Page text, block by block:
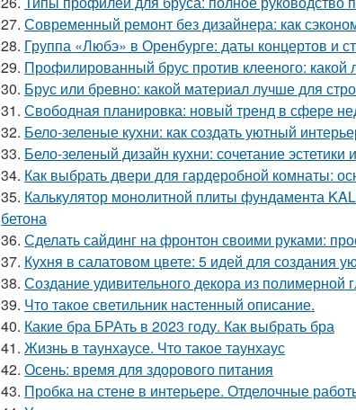
27. Современный ремонт без дизайнера: как
28. Группа «Любэ» в Оренбурге: даты концертов и
29. Профилированный брус против клееного:
30. Брус или бревно: какой материал лучше для
31. Свободная планировка: новый тренд в сфере
32. Бело-зеленые кухни: как создать уютный
33. Бело-зеленый дизайн кухни: сочетание эстетики
34. Как выбрать двери для гардеробной комнаты:
35. Калькулятор монолитной плиты фундамента
бетона
36. Сделать сайдинг на фронтон своими руками:
37. Кухня в салатовом цвете: 5 идей для создания
38. Создание удивительного декора из
39. Что такое светильник настенный описание.
40. Какие бра БРАть в 2023 году. Как выбрать бра
41. Жизнь в таунхаусе. Что такое таунхаус
42. Осень: время для здорового питания
43. Пробка на стене в интерьере. Отделочные